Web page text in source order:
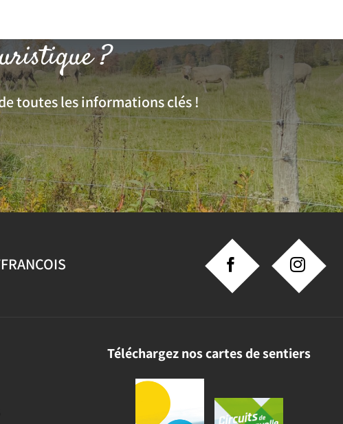
?
toutes les informations clés !
Téléchargez nos cartes de sentiers